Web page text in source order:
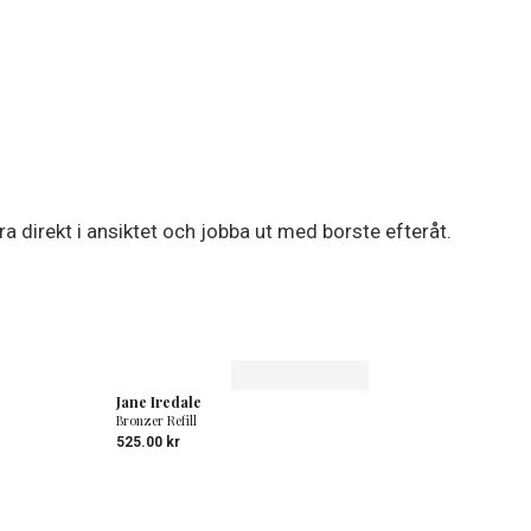
direkt i ansiktet och jobba ut med borste efteråt.
Jane Iredale
Bronzer Refill
525.00 kr